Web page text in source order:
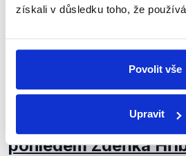
získali v důsledku toho, že
Povolit vše
Upravit
Bitcoinová kauza
pohledem Zdeňka